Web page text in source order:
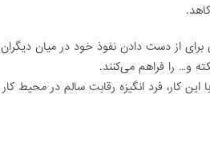
برای از دست دادن نفوذ خود در میان دیگران
و… را فراهم می‌کنند.
کار، فرد انگیزه رقابت سالم در محیط کار